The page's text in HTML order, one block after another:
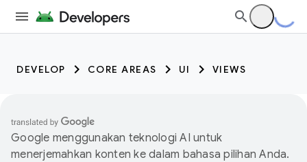
DEVELOP CORE AREAS UI VIEWS
Google menggunakan teknologi AI untuk
menerjemahkan konten ke dalam bahasa pilihan Anda.